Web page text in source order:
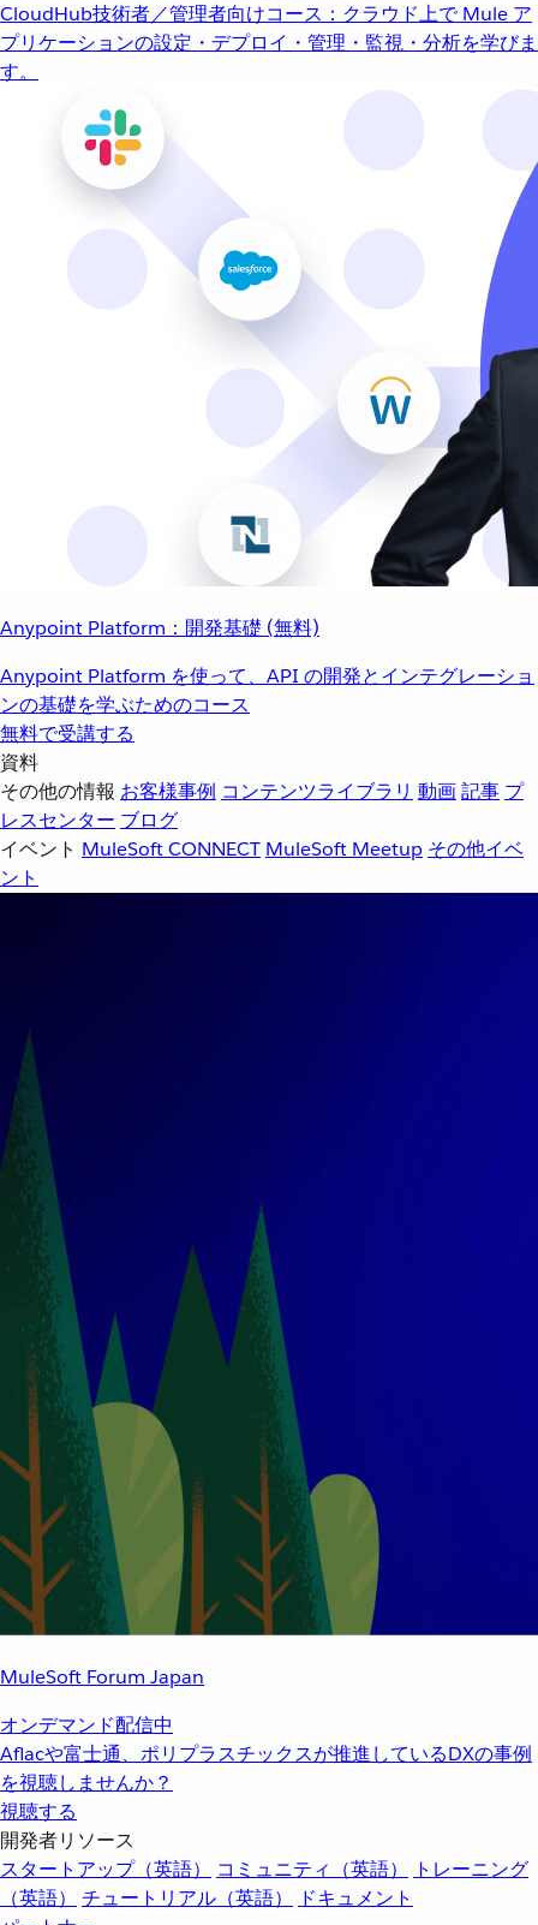
CloudHub技術者／管理者向けコース：クラウド上で Mule ア
プリケーションの設定・デプロイ・管理・監視・分析を学びま
す。
Anypoint Platform：開発基礎 (無料)
Anypoint Platform を使って、API の開発とインテグレーショ
ンの基礎を学ぶためのコース
無料で受講する
資料
その他の情報 お客様事例 コンテンツライブラリ 動画記事 プ
レスセンター ブログ
イベント MuleSoft CONNECT MuleSoft Meetup その他イベ
ント
MuleSoft Forum Japan
オンデマンド配信中
Aflacや富士通、ポリプラスチックスが推進しているDXの事例
を視聴しませんか？
視聴する
開発者リソース
スタートアップ（英語）
コミュニティ（英語）
トレーニング
（英語）
チュートリアル（英語）
ドキュメント